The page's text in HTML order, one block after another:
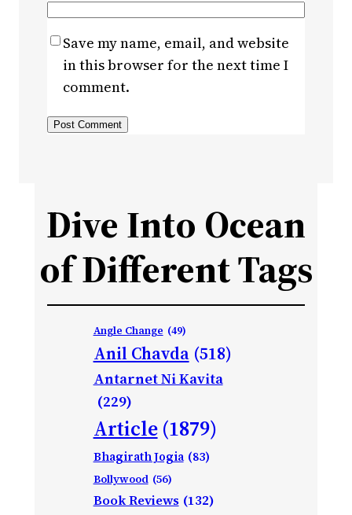
Save my name, email, and website
in this browser for the next time I
comment.
Dive Into Ocean
of Different Tags
Angle Change (49)
Anil Chavda (518)
Antarnet Ni Kavita
(229)
Article (1879)
Bhagirath Jogia (83)
Bollywood (56)
Book Reviews (132)